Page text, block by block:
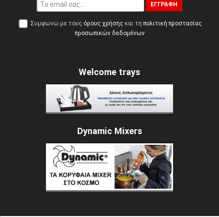
ΕΓΓΡΑΦΉ
Συμφωνώ με τους όρους χρήσης και τη πολιτική προστασίας
προσωπικών δεδομένων
Welcome trays
Dynamic Mixers